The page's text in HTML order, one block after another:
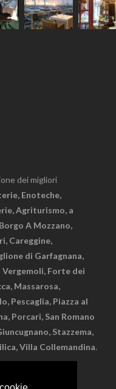
dei migliori
Enoteche,
Agriturismo, a
A Mozzano,
Careggine,
di Garfagnana,
Forte dei
Massarosa,
Pescaglia, Piazza al
Porcari, San Romano
Stazzema,
Villa Collemandina.